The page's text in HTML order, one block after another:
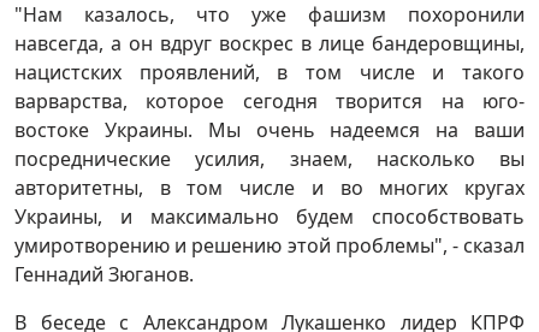
"Нам казалось, что уже фашизм похоронили
навсегда, а он вдруг воскрес в лице бандеровщины,
нацистских проявлений, в том числе и такого
варварства, которое сегодня творится на юго-
востоке Украины. Мы очень надеемся на ваши
посреднические усилия, знаем, насколько вы
авторитетны, в том числе и во многих кругах
Украины, и максимально будем способствовать
умиротворению и решению этой проблемы", - сказал
Геннадий Зюганов.
В беседе с Александром Лукашенко лидер КПРФ